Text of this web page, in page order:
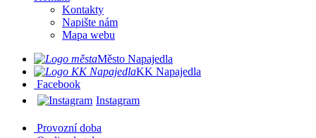
Kontakty
Napište nám
Mapa webu
Město Napajedla
KK Napajedla
Facebook
Instagram
Provozní doba